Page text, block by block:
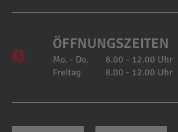
ÖFFNUNGSZEITEN
Mo. - Do. 8.00 - 12.00 Uhr
Freitag
8.00 - 12.00 Uhr